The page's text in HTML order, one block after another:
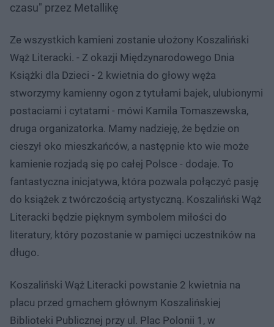
czasu" przez Metallikę
Ze wszystkich kamieni zostanie ułożony Koszaliński
Wąż Literacki. - Z okazji Międzynarodowego Dnia
Książki dla Dzieci - 2 kwietnia do głowy węża
stworzymy kamienny ogon z tytułami bajek, ulubionymi
postaciami i cytatami - mówi Kamila Tomaszewska,
druga organizatorka. Mamy nadzieję, że będzie on
cieszył oko mieszkańców, a następnie kto wie może
kamienie rozjadą się po całej Polsce - dodaje. To
fantastyczna inicjatywa, która pozwala połączyć pasję
do książek z twórczością artystyczną. Koszaliński Wąż
Literacki będzie pięknym symbolem miłości do
literatury, który pozostanie w pamięci uczestników na
długo.
Koszaliński Wąż Literacki powstanie 2 kwietnia na
placu przed gmachem głównym Koszalińskiej
Biblioteki Publicznej przy ul. Plac Polonii 1, w